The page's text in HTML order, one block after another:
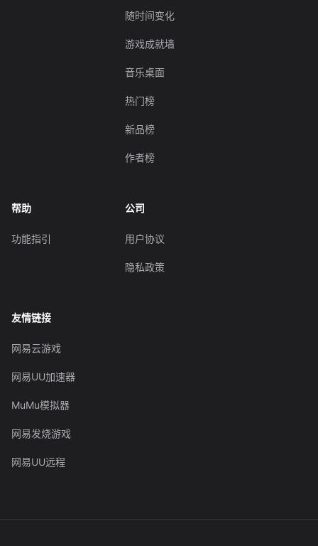
随时间变化
游戏成就墙
音乐桌面
热门榜
新品榜
作者榜
帮助
功能指引
公司
用户协议
隐私政策
友情链接
网易云游戏
网易UU加速器
MuMu模拟器
网易发烧游戏
网易UU远程